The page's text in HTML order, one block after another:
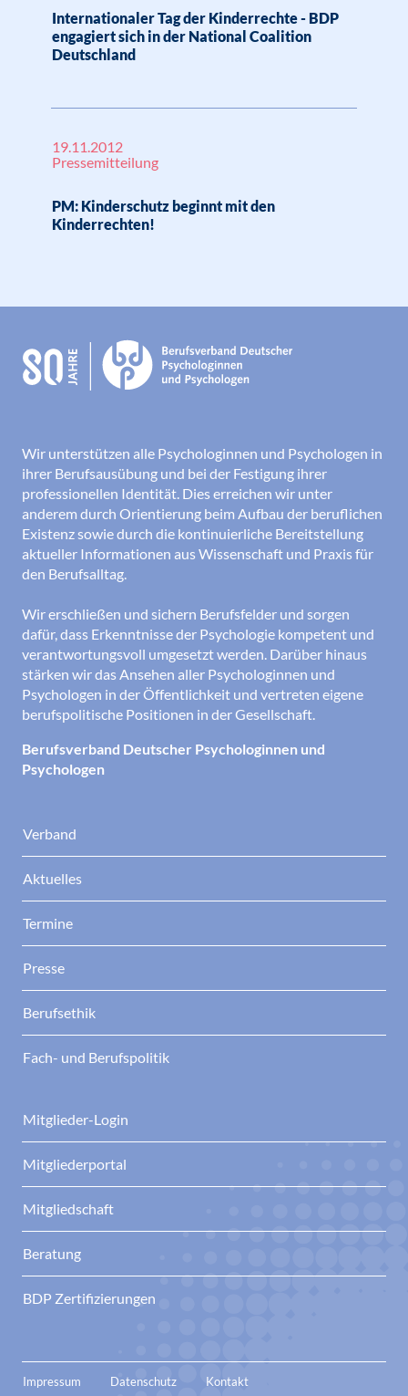
Internationaler Tag der Kinderrechte - BDP
engagiert sich in der National Coalition
Deutschland
19.11.2012
Pressemitteilung
PM: Kinderschutz beginnt mit den
Kinderrechten!
Wir unterstützen alle Psychologinnen und Psychologen in
ihrer Berufsausübung und bei der Festigung ihrer
professionellen Identität. Dies erreichen wir unter
anderem durch Orientierung beim Aufbau der beruflichen
Existenz sowie durch die kontinuierliche Bereitstellung
aktueller Informationen aus Wissenschaft und Praxis für
den Berufsalltag.
Wir erschließen und sichern Berufsfelder und sorgen
dafür, dass Erkenntnisse der Psychologie kompetent und
verantwortungsvoll umgesetzt werden. Darüber hinaus
stärken wir das Ansehen aller Psychologinnen und
Psychologen in der Öffentlichkeit und vertreten eigene
berufspolitische Positionen in der Gesellschaft.
Berufsverband Deutscher Psychologinnen und
Psychologen
Verband
Aktuelles
Termine
Presse
Berufsethik
Fach- und Berufspolitik
Mitglieder-Login
Mitgliederportal
Mitgliedschaft
Beratung
BDP Zertifizierungen
Impressum Datenschutz Kontakt